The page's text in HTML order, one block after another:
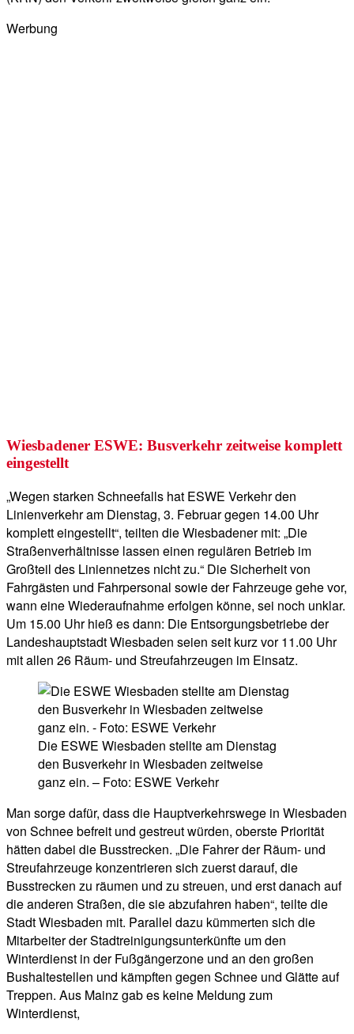
Werbung
Wiesbadener ESWE: Busverkehr zeitweise komplett
eingestellt
„Wegen starken Schneefalls hat ESWE Verkehr den
Linienverkehr am Dienstag, 3. Februar gegen 14.00 Uhr
komplett eingestellt“, teilten die Wiesbadener mit: „Die
Straßenverhältnisse lassen einen regulären Betrieb im
Großteil des Liniennetzes nicht zu.“ Die Sicherheit von
Fahrgästen und Fahrpersonal sowie der Fahrzeuge gehe vor,
wann eine Wiederaufnahme erfolgen könne, sei noch unklar.
Um 15.00 Uhr hieß es dann: Die Entsorgungsbetriebe der
Landeshauptstadt Wiesbaden seien seit kurz vor 11.00 Uhr
mit allen 26 Räum- und Streufahrzeugen im Einsatz.
Die ESWE Wiesbaden stellte am Dienstag
den Busverkehr in Wiesbaden zeitweise
ganz ein. – Foto: ESWE Verkehr
Man sorge dafür, dass die Hauptverkehrswege in Wiesbaden
von Schnee befreit und gestreut würden, oberste Priorität
hätten dabei die Busstrecken. „Die Fahrer der Räum- und
Streufahrzeuge konzentrieren sich zuerst darauf, die
Busstrecken zu räumen und zu streuen, und erst danach auf
die anderen Straßen, die sie abzufahren haben“, teilte die
Stadt Wiesbaden mit. Parallel dazu kümmerten sich die
Mitarbeiter der Stadtreinigungsunterkünfte um den
Winterdienst in der Fußgängerzone und an den großen
Bushaltestellen und kämpften gegen Schnee und Glätte auf
Treppen. Aus Mainz gab es keine Meldung zum
Winterdienst,